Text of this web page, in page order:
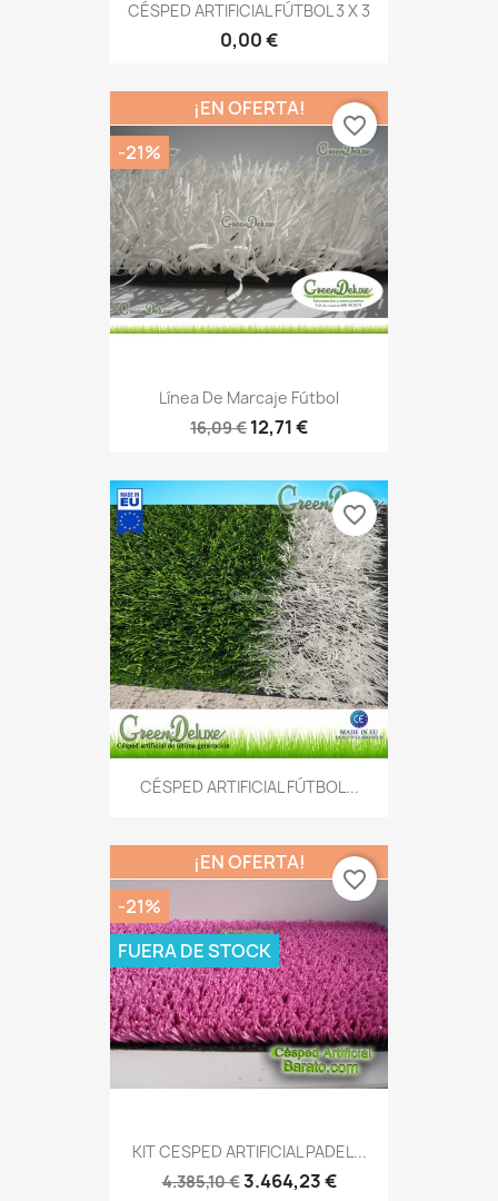
CÉSPED ARTIFICIAL FÚTBOL 3 X 3
0,00 €
Línea De Marcaje Fútbol
16,09 € 12,71 €
¡EN OFERTA!
-21%
favorite_border
CÉSPED ARTIFICIAL FÚTBOL...
favorite_border
KIT CESPED ARTIFICIAL PADEL...
4.385,10 €3.464,23 €
¡EN OFERTA!
-21%
FUERA DE STOCK
favorite_border